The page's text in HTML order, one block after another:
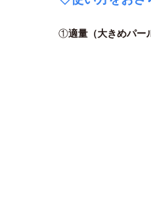
①適量（大きめパー